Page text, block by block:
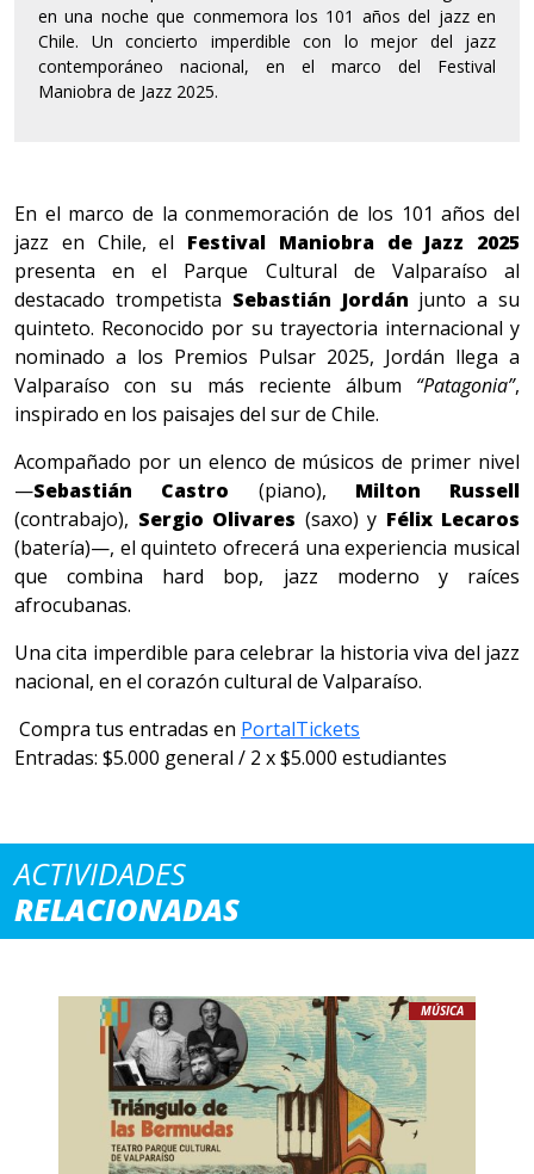
en una noche que conmemora los 101 años del jazz en
Chile. Un concierto imperdible con lo mejor del jazz
contemporáneo nacional, en el marco del Festival
Maniobra de Jazz 2025.
En el marco de la conmemoración de los 101 años del
jazz en Chile, el Festival Maniobra de Jazz 2025
presenta en el Parque Cultural de Valparaíso al
destacado trompetista Sebastián Jordán junto a su
quinteto. Reconocido por su trayectoria internacional y
nominado a los Premios Pulsar 2025, Jordán llega a
Valparaíso con su más reciente álbum “Patagonia”,
inspirado en los paisajes del sur de Chile.
Acompañado por un elenco de músicos de primer nivel
—Sebastián Castro (piano), Milton Russell
(contrabajo), Sergio Olivares (saxo) y Félix Lecaros
(batería)—, el quinteto ofrecerá una experiencia musical
que combina hard bop, jazz moderno y raíces
afrocubanas.
Una cita imperdible para celebrar la historia viva del jazz
nacional, en el corazón cultural de Valparaíso.
Compra tus entradas en PortalTickets
Entradas: $5.000 general / 2 x $5.000 estudiantes
ACTIVIDADES
RELACIONADAS
MÚSICA